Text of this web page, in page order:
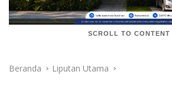
SCROLL TO CONTENT
Beranda Liputan Utama